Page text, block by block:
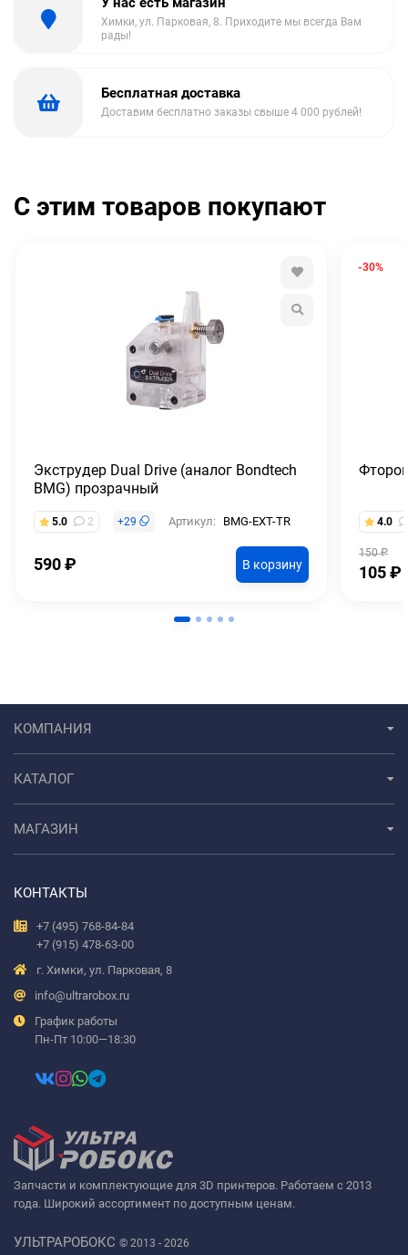
Химки, ул. Парковая, 8. Приходите мы всегда Вам
рады!
Бесплатная доставка
Доставим бесплатно заказы свыше 4 000 рублей!
С этим товаров покупают
Экструдер Dual Drive (аналог Bondtech
BMG) прозрачный
5.0 2 +29 Артикул: BMG-EXT-TR
590₽ В корзину
-30%
4.0
150₽
105₽
Запчасти и комплектующие для 3D принтеров. Работаем с 2013
года. Широкий ассортимент по доступным ценам.
УЛЬТРАРОБОКС © 2013 - 2026
КОМПАНИЯ
КАТАЛОГ
МАГАЗИН
КОНТАКТЫ
+7 (495) 768-84-84
+7 (915) 478-63-00
г. Химки, ул. Парковая, 8
info@ultrarobox.ru
График работы
Пн-Пт 10:00—18:30